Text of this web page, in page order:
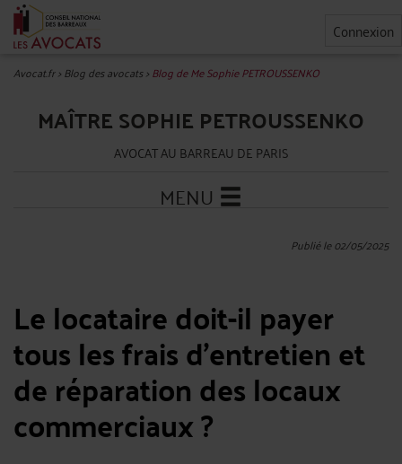
Connexion
Avocat.fr>Blog des avocats>Blog de Me Sophie PETROUSSENKO
MAÎTRE SOPHIE PETROUSSENKO
AVOCAT AU BARREAU DE PARIS
MENU
Publié le 02/05/2025
Le locataire doit-il payer
tous les frais d’entretien et
de réparation des locaux
commerciaux ?